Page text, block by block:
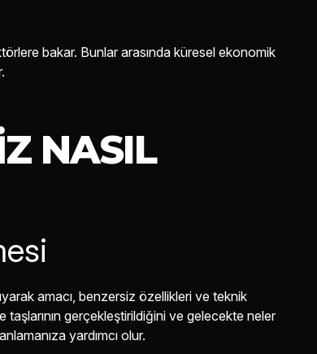
bakar. Bunlar arasında küresel ekonomik
NASIL
amacı, benzersiz özellikleri ve teknik
taşlarının gerçekleştirildiğini ve gelecekte neler
yardımcı olur.